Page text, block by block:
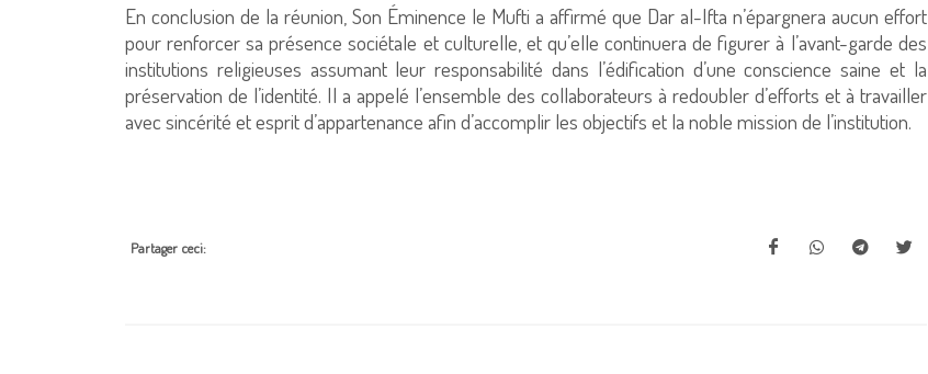
En conclusion de la réunion, Son Éminence le Mufti a affirmé que Dar al-Ifta n’épargnera aucun effort
pour renforcer sa présence sociétale et culturelle, et qu’elle continuera de figurer à l’avant-garde des
institutions religieuses assumant leur responsabilité dans l’édification d’une conscience saine et la
préservation de l’identité. Il a appelé l’ensemble des collaborateurs à redoubler d’efforts et à travailler
avec sincérité et esprit d’appartenance afin d’accomplir les objectifs et la noble mission de l’institution.
Partager ceci: